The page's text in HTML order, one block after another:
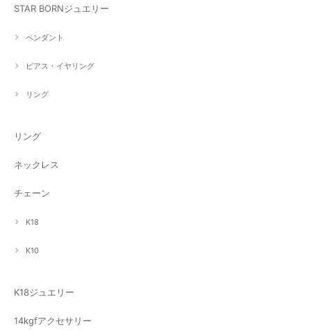
STAR BORNジュエリー
ペンダント
ピアス・イヤリング
リング
リング
ネックレス
チェーン
K18
K10
K18ジュエリー
14kgfアクセサリー